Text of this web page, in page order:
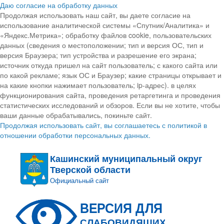
Даю согласие на обработку данных
Продолжая использовать наш сайт, вы даете согласие на
использование аналитической системы «Спутник/Аналитика» и
«Яндекс.Метрика»; обработку файлов cookie, пользовательских
данных (сведения о местоположении; тип и версия ОС, тип и
версия Браузера; тип устройства и разрешение его экрана;
источник откуда пришел на сайт пользователь; с какого сайта или
по какой рекламе; язык ОС и Браузер; какие страницы открывает и
на какие кнопки нажимает пользователь; ip-адрес). в целях
функционирования сайта, проведения ретаргетинга и проведения
статистических исследований и обзоров. Если вы не хотите, чтобы
ваши данные обрабатывались, покиньте сайт.
Продолжая использовать сайт, вы соглашаетесь с политикой в
отношении обработки персональных данных.